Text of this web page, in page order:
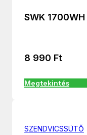
SWK
8 990 Ft
Megtekintés
SZENDVICSSÜTŐ